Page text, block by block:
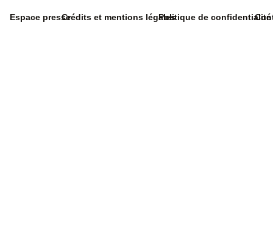
Espace presseCrédits et mentions légalesPolitique de confidentialité